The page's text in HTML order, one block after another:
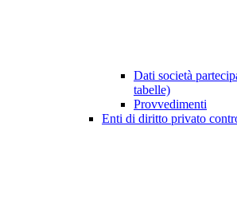
Dati società
tabelle)
Provvedimenti
Enti di diritto privato